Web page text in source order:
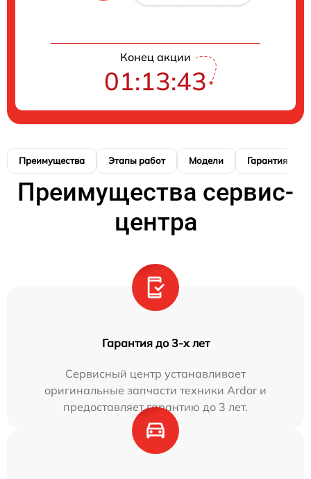
Конец акции
01:13:42
Преимущества Этапы работ Модели Гарантия
Преимущества сервис-
центра
Гарантия до 3-х лет
Сервисный центр устанавливает
оригинальные запчасти техники Ardor и
предоставляет гарантию до 3 лет.